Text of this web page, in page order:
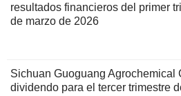
resultados financieros del primer
de marzo de 2026
Sichuan Guoguang Agrochemical
dividendo para el tercer trimestre